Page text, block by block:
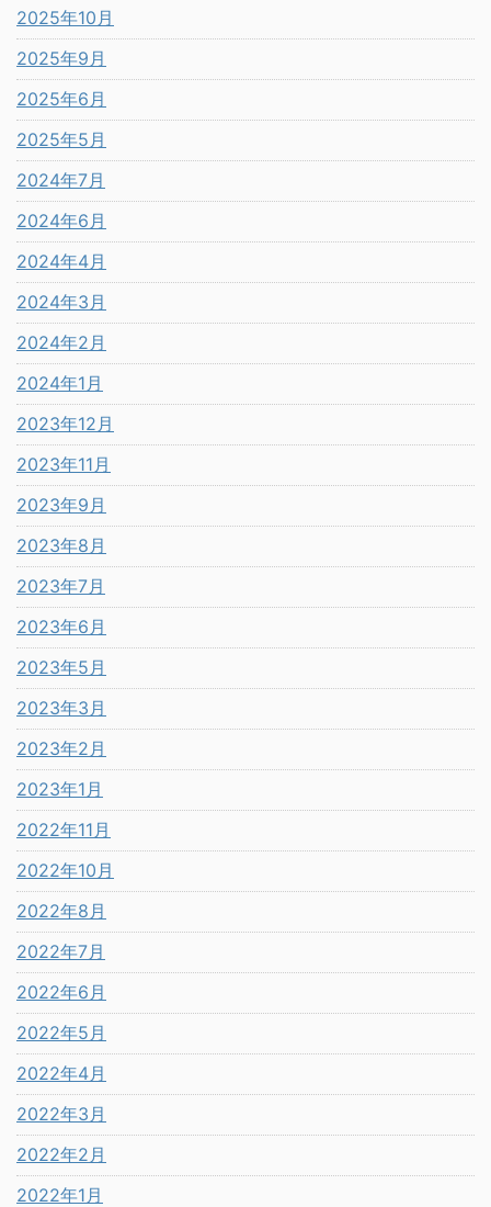
2025年10月
2025年9月
2025年6月
2025年5月
2024年7月
2024年6月
2024年4月
2024年3月
2024年2月
2024年1月
2023年12月
2023年11月
2023年9月
2023年8月
2023年7月
2023年6月
2023年5月
2023年3月
2023年2月
2023年1月
2022年11月
2022年10月
2022年8月
2022年7月
2022年6月
2022年5月
2022年4月
2022年3月
2022年2月
2022年1月